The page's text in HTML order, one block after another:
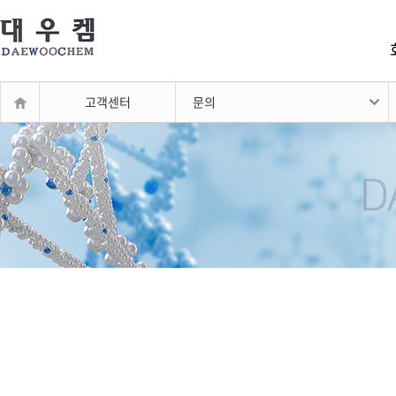
고객센터 문의